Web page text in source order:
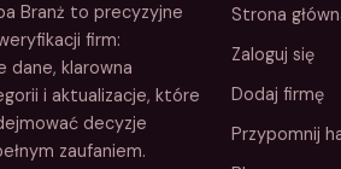
Branż to precyzyjne
firm:
dane, klarowna
i aktualizacje, które
decyzje
zaufaniem.
Strona
Zaloguj się
Dodaj firmę
Przypomnij